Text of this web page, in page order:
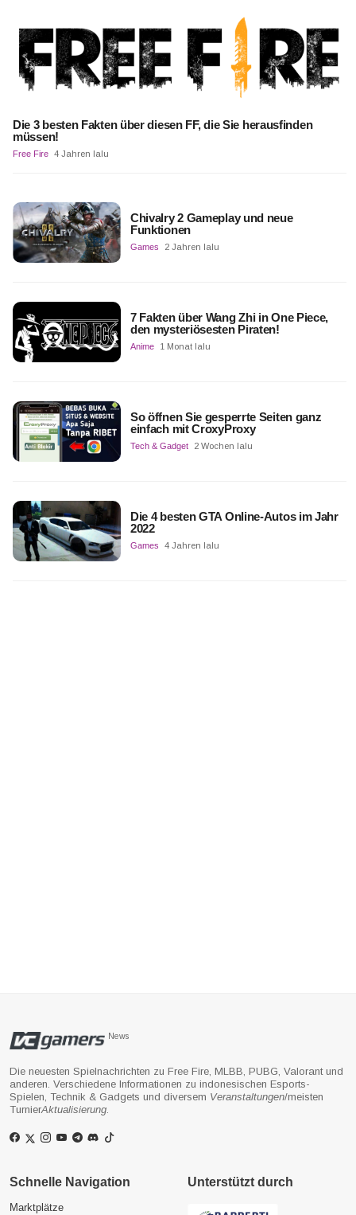
Die 3 besten Fakten über diesen FF, die Sie herausfinden
müssen!
Free Fire 4 Jahren lalu
Chivalry 2 Gameplay und neue
Funktionen
Games 2 Jahren lalu
7 Fakten über Wang Zhi in One Piece,
den mysteriösesten Piraten!
Anime 1 Monat lalu
So öffnen Sie gesperrte Seiten ganz
einfach mit CroxyProxy
Tech & Gadget 2 Wochen lalu
Die 4 besten GTA Online-Autos im Jahr
2022
Games 4 Jahren lalu
News
Die neuesten Spielnachrichten zu Free Fire, MLBB, PUBG, Valorant und
anderen. Verschiedene Informationen zu indonesischen Esports-
Spielen, Technik & Gadgets und diversem Veranstaltungen/meisten
TurnierAktualisierung
Schnelle Navigation
Marktplätze
Unterstützt durch